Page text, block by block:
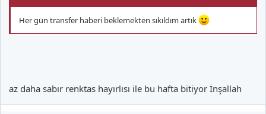
Her gün transfer haberi beklemekten sıkıldım artık
az daha sabır renktas hayırlısı ile bu hafta bitiyor İnşallah